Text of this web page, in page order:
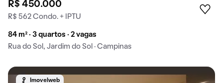
R$ 450.000
R$ 562 Condo. + IPTU
84 m² · 3 quartos · 2 vagas
Rua do Sol, Jardim do Sol · Campinas
Imovelweb